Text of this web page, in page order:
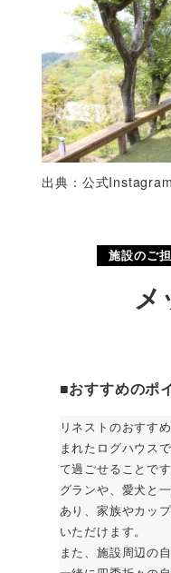
出典：公式
施設のご
メ
■おすすめのポ
リネストのおすす
まれたログハウス
て過ごせることで
グランや、愛犬と
あり、家族やカッ
いただけます。
また、施設周辺の